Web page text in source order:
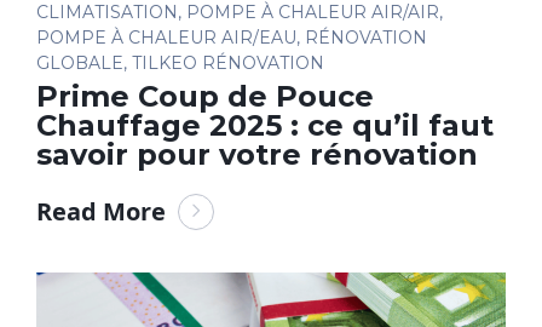
CLIMATISATION, POMPE À CHALEUR AIR/AIR,
POMPE À CHALEUR AIR/EAU, RÉNOVATION
GLOBALE, TILKEO RÉNOVATION
Prime Coup de Pouce
Chauffage 2025 : ce qu’il faut
savoir pour votre rénovation
Read More